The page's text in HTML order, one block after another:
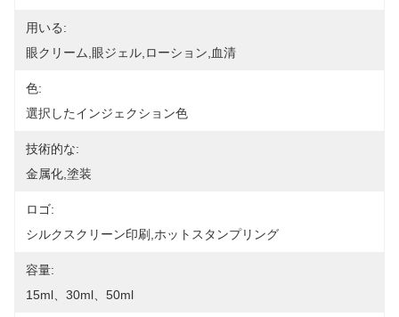
用いる:
眼クリーム,眼ジェル,ローション,血清
色:
選択したインジェクション色
技術的な:
金属化,塗装
ロゴ:
シルクスクリーン印刷,ホットスタンプリング
容量:
15ml、30ml、50ml